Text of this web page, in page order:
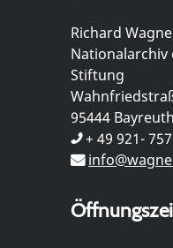
Richard
Nationalarchiv
Stiftung
95444 Bayreuth
+ 49 921-